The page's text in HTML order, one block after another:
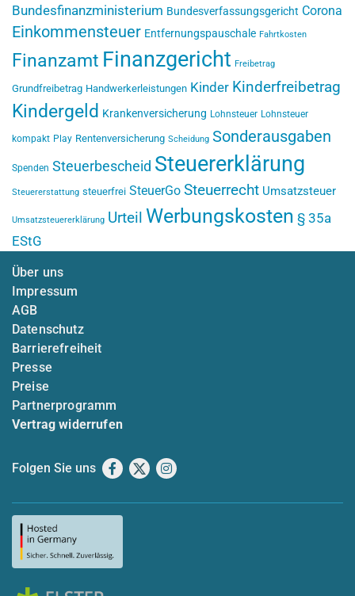
Bundesfinanzministerium Bundesverfassungsgericht Corona
Einkommensteuer Entfernungspauschale Fahrtkosten
Finanzamt Finanzgericht Freibetrag
Grundfreibetrag Handwerkerleistungen Kinder Kinderfreibetrag
Kindergeld Krankenversicherung Lohnsteuer Lohnsteuer
kompakt Play Rentenversicherung Scheidung Sonderausgaben
Spenden Steuerbescheid Steuererklärung
Steuererstattung steuerfrei SteuerGo Steuerrecht Umsatzsteuer
Umsatzsteuererklärung Urteil Werbungskosten § 35a
EStG
Über uns
Impressum
AGB
Datenschutz
Barrierefreiheit
Presse
Preise
Partnerprogramm
Vertrag widerrufen
Folgen Sie uns Facebook
X Instagram